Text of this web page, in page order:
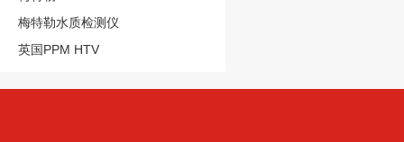
梅特勒水质检测仪
英国PPM HTV